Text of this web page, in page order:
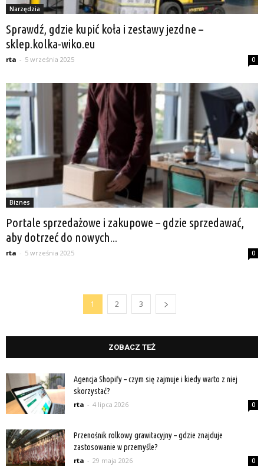
Narzędzia
Sprawdź, gdzie kupić koła i zestawy jezdne –
sklep.kolka-wiko.eu
rta - 5 września 2025 0
Biznes
Portale sprzedażowe i zakupowe – gdzie sprzedawać,
aby dotrzeć do nowych...
rta - 5 września 2025 0
1 2 3
ZOBACZ TEŻ
Agencja Shopify – czym się zajmuje i kiedy warto z niej
skorzystać?
rta - 4 lipca 2026 0
Przenośnik rolkowy grawitacyjny – gdzie znajduje
zastosowanie w przemyśle?
rta - 29 maja 2026 0